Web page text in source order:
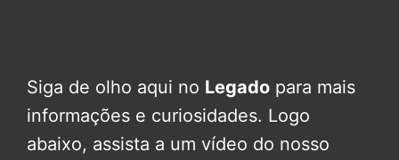
Siga de olho aqui no Legado para mais
informações e curiosidades. Logo
abaixo, assista a um vídeo do nosso